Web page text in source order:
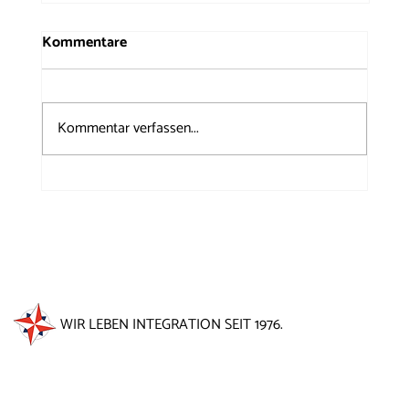
Kommentare
Kommentar verfassen...
WIR LEBEN INTEGRATION SEIT 1976.